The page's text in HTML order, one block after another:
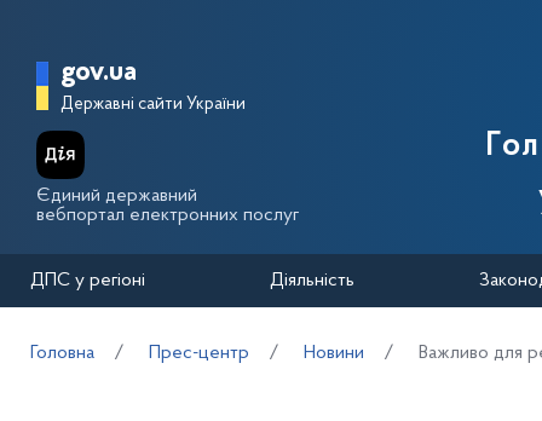
Головна сторінка Державної
gov.ua
Державні сайти України
Єдиний державний
вебпортал електронних послуг
ДПС у регіоні Діяльність
Головна Прес-центр Новини Важливо для